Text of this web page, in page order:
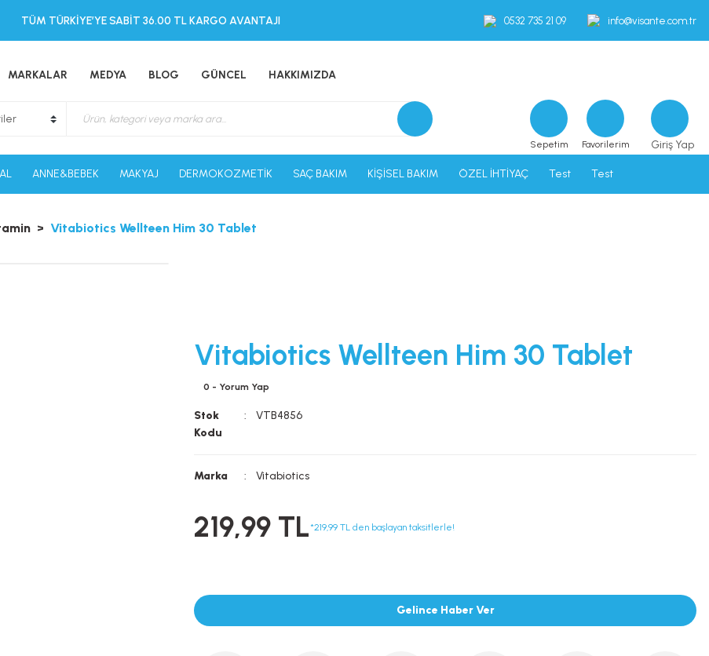
TÜM TÜRKİYE’YE SABİT 36.00 TL KARGO AVANTAJI 0532 735 21 09 info@visante.com.tr
MARKALAR MEDYA BLOG GÜNCEL HAKKIMIZDA
Sepetim Favorilerim Giriş Yap
ANNE&BEBEK MAKYAJ DERMOKOZMETİK SAÇ BAKIM KİŞİSEL BAKIM ÖZEL İHTİYAÇ Test Test
Vitabiotics Wellteen Him 30 Tablet
Vitabiotics Wellteen Him 30 Tablet
0 - Yorum Yap
Stok
Kodu
VTB4856
Marka Vitabiotics
219,99 TL*219,99 TL den başlayan taksitlerle!
Gelince Haber Ver